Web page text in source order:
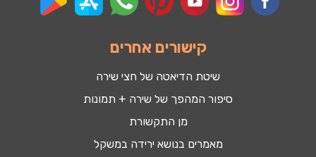
קישורים אחרים
שיטת הדיאטה של חצי שירה
סיפור המהפך של שירה + תמונות
מן התקשורת
מאמרים בנושא ירידה במשקל